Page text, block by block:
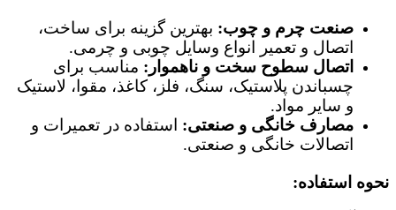
صنعت چرم و چوب: بهترین گزینه برای ساخت،
اتصال و تعمیر انواع وسایل چوبی و چرمی.
اتصال سطوح سخت و ناهموار: مناسب برای
چسباندن پلاستیک، سنگ، فلز، کاغذ، مقوا، لاستیک
و سایر مواد.
مصارف خانگی و صنعتی: استفاده در تعمیرات و
اتصالات خانگی و صنعتی.
نحوه استفاده: